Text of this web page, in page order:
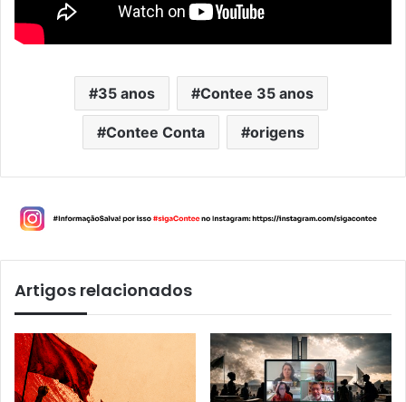
35 anos Contee 35 anos
Contee Conta origens
Artigos relacionados